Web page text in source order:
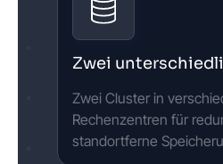
Zwei
Zwei Cluster in
Rechenzentren für
standortferne